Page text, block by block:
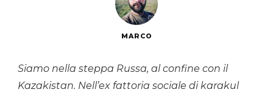
MARCO
Siamo nella steppa Russa, al confine con il
Kazakistan. Nell’ex fattoria sociale di karakul